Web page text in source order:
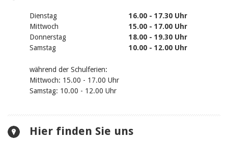
Dienstag
Mittwoch
Donnerstag
Samstag
16.00 - 17.30 Uhr
15.00 - 17.00 Uhr
18.00 - 19.30 Uhr
10.00 - 12.00 Uhr
während der Schulferien:
Mittwoch: 15.00 - 17.00 Uhr
Samstag: 10.00 - 12.00 Uhr
Hier finden Sie uns